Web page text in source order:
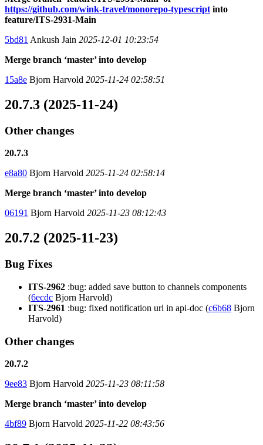
https://github.com/wink-travel/monorepo-typescript into
feature/ITS-2931-Main
5bd81 Ankush Jain 2025-12-01 10:23:54
Merge branch ‘master’ into develop
15a8e Bjorn Harvold 2025-11-24 02:58:51
20.7.3 (2025-11-24)
Other changes
20.7.3
e8a80 Bjorn Harvold 2025-11-24 02:58:14
Merge branch ‘master’ into develop
06191 Bjorn Harvold 2025-11-23 08:12:43
20.7.2 (2025-11-23)
Bug Fixes
ITS-2962 :bug: added save button to channels components
(6ecdc Bjorn Harvold)
ITS-2961 :bug: fixed notification url in api-doc (c6b68 Bjorn
Harvold)
Other changes
20.7.2
9ee83 Bjorn Harvold 2025-11-23 08:11:58
Merge branch ‘master’ into develop
4bf89 Bjorn Harvold 2025-11-22 08:43:56